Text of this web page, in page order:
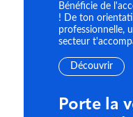
Bénéficie de
! De ton
professionnelle,
secteur
Découvrir
Porte la